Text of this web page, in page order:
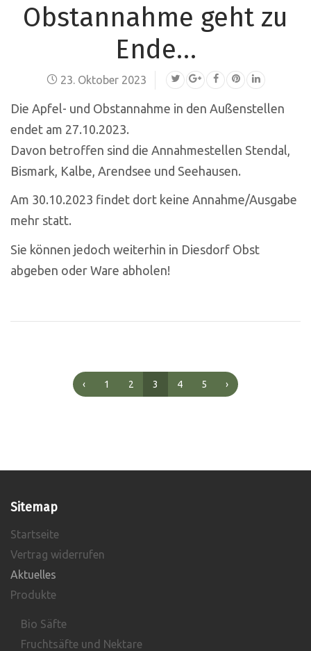
Obstannahme geht zu
Ende…
23. Oktober 2023
Die Apfel- und Obstannahme in den Außenstellen
endet am 27.10.2023.
Davon betroffen sind die Annahmestellen Stendal,
Bismark, Kalbe, Arendsee und Seehausen.
Am 30.10.2023 findet dort keine Annahme/Ausgabe
mehr statt.
Sie können jedoch weiterhin in Diesdorf Obst
abgeben oder Ware abholen!
‹ 1 2 3 4 5 ›
Sitemap
Startseite
Vertrag widerrufen
Aktuelles
Produkte
Bio Säfte
Fruchtsäfte und Nektare